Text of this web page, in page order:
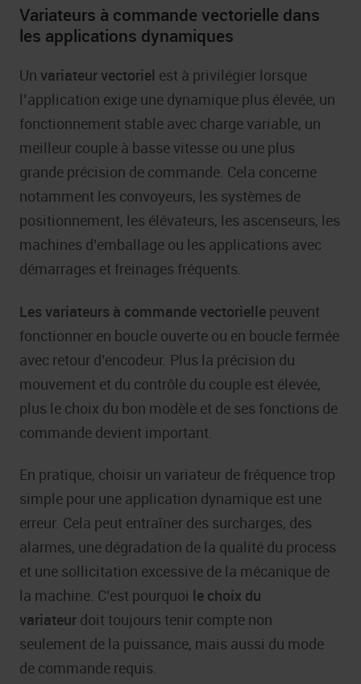
Variateurs à commande vectorielle dans
les applications dynamiques
Un variateur vectoriel est à privilégier lorsque
l’application exige une dynamique plus élevée, un
fonctionnement stable avec charge variable, un
meilleur couple à basse vitesse ou une plus
grande précision de commande. Cela concerne
notamment les convoyeurs, les systèmes de
positionnement, les élévateurs, les ascenseurs, les
machines d’emballage ou les applications avec
démarrages et freinages fréquents.
Les variateurs à commande vectorielle peuvent
fonctionner en boucle ouverte ou en boucle fermée
avec retour d’encodeur. Plus la précision du
mouvement et du contrôle du couple est élevée,
plus le choix du bon modèle et de ses fonctions de
commande devient important.
En pratique, choisir un variateur de fréquence trop
simple pour une application dynamique est une
erreur. Cela peut entraîner des surcharges, des
alarmes, une dégradation de la qualité du process
et une sollicitation excessive de la mécanique de
la machine. C’est pourquoi le choix du
variateur doit toujours tenir compte non
seulement de la puissance, mais aussi du mode
de commande requis.